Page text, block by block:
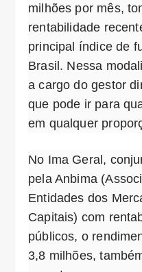
milhões por mês,
rentabilidade
principal índice de
Brasil. Nessa
a cargo do gestor
que pode ir para
em qualquer
No Ima Geral,
pela Anbima
Entidades dos
Capitais) com
públicos, o
3,8 milhões,